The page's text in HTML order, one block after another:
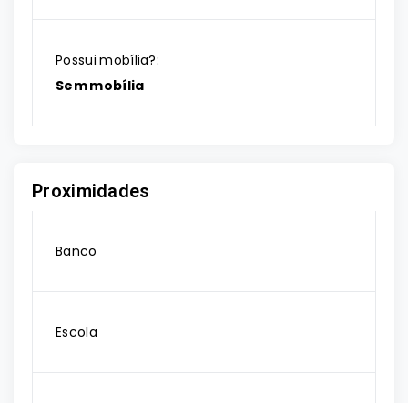
Possui mobília?:
Sem mobília
Proximidades
Banco
Escola